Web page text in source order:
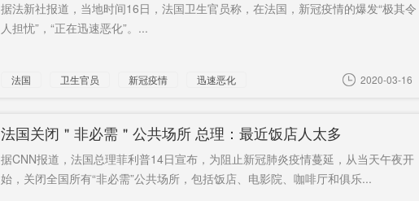
据法新社报道，当地时间16日，法国卫生官员称，在法国，新冠疫情的爆发“极其令
人担忧”，“正在迅速恶化”。...
法国 卫生官员 新冠疫情 迅速恶化 2020-03-16
法国关闭＂非必需＂公共场所 总理：最近饭店人太多
据CNN报道，法国总理菲利普14日宣布，为阻止新冠肺炎疫情蔓延，从当天午夜开
始，关闭全国所有“非必需”公共场所，包括饭店、电影院、咖啡厅和俱乐...